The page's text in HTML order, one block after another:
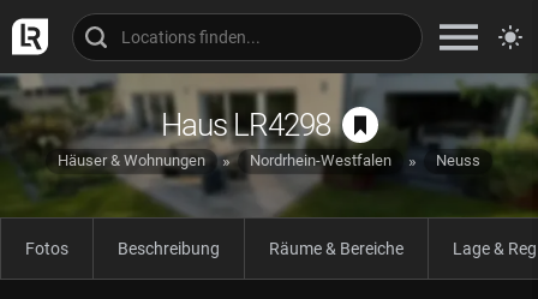
Haus LR4298
Häuser & Wohnungen Nordrhein-Westfalen Neuss
Fotos Beschreibung Räume & Bereiche Lage &